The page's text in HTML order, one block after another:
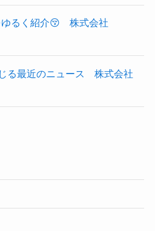
ゆるく紹介😚 株式会社
る最近のニュース 株式会社